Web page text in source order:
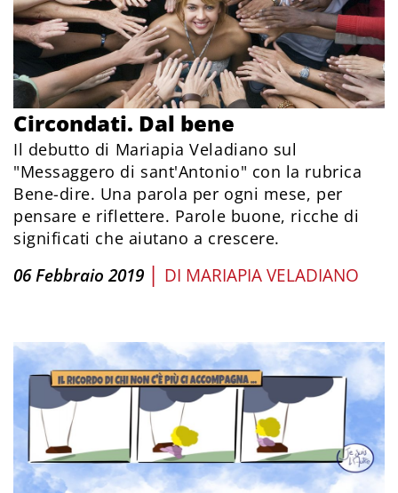
Circondati. Dal bene
Il debutto di Mariapia Veladiano sul
"Messaggero di sant'Antonio" con la rubrica
Bene-dire. Una parola per ogni mese, per
pensare e riflettere. Parole buone, ricche di
significati che aiutano a crescere.
06 Febbraio 2019 | DI MARIAPIA VELADIANO